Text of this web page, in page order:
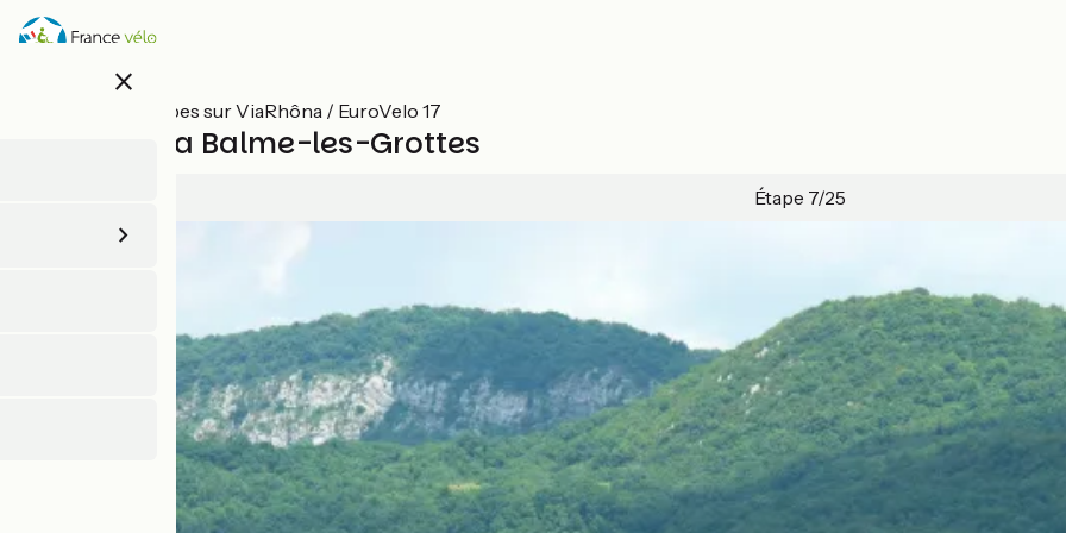
Aller
au
close
Toutes les étapes sur ViaRhôna / EuroVelo 17
Groslée / La Balme-les-Grottes
Étape 7/25